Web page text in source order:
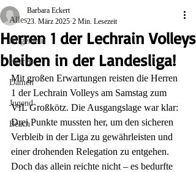
Alles
Allgemein
Herren
Damen
Jugend
Beach
Herren 1 der Lechrain Volleys
bleiben in der Landesliga!
Barbara Eckert
23. März 2025 2 Min. Lesezeit
Mit großen Erwartungen reisten die Herren
1 der Lechrain Volleys am Samstag zum
VfL Großkötz. Die Ausgangslage war klar:
Drei Punkte mussten her, um den sicheren
Verbleib in der Liga zu gewährleisten und
einer drohenden Relegation zu entgehen.
Doch das allein reichte nicht – es bedurfte